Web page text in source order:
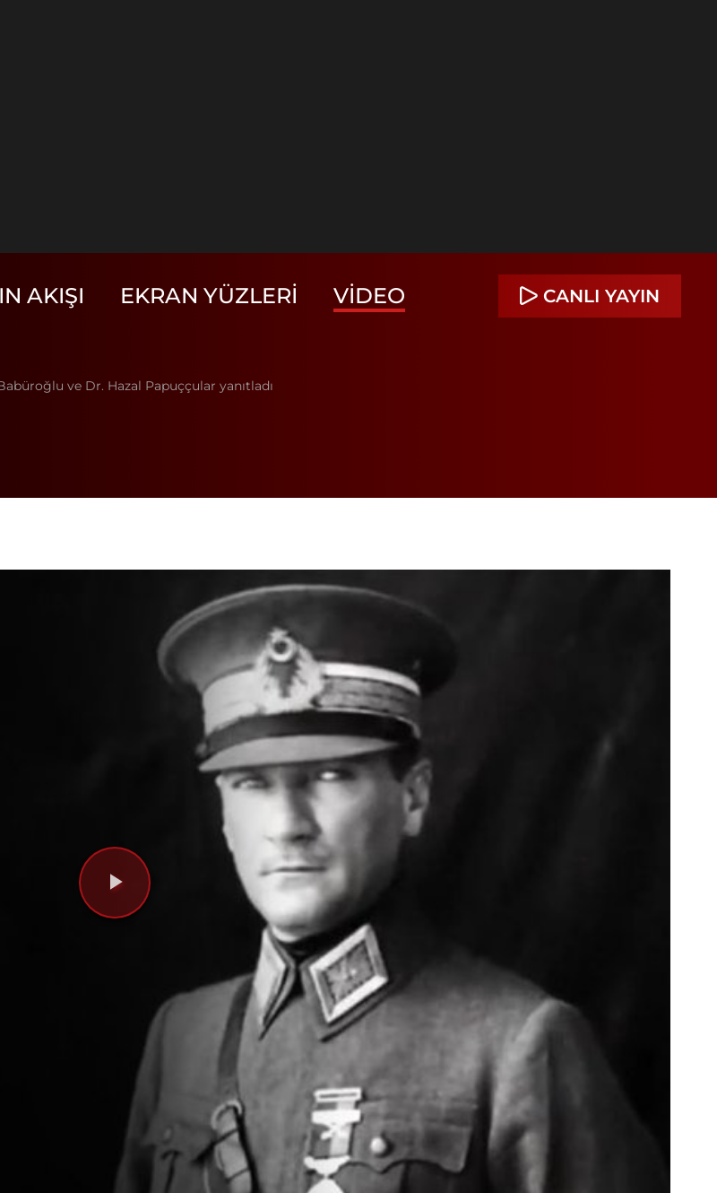
AKIŞI EKRAN YÜZLERI VIDEO CANLI YAYIN
ve Dr. Hazal Papuççular yanıtladı
Videoyu